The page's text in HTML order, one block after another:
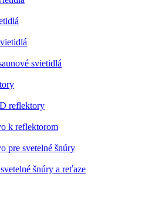
svietidlá
reflektory
k reflektorom
pre svetelné šnúry
šnúry a reťaze